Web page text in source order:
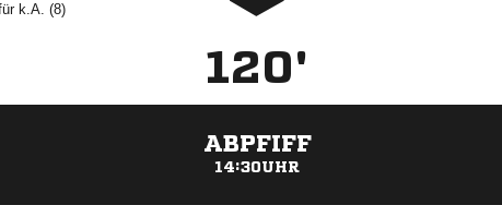
k.A. (8)
120'
ABPFIFF
14:30UHR